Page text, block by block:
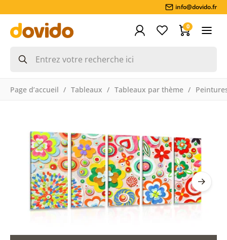
info@dovido.fr
0
Page d’accueil Tableaux Tableaux par thème